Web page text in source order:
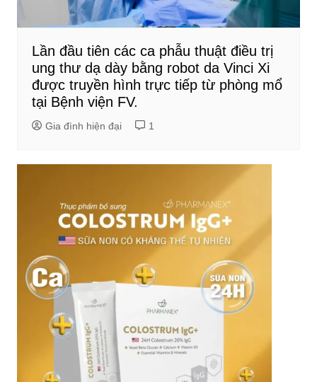
Lần đầu tiên các ca phẫu thuật điều trị
ung thư dạ dày bằng robot da Vinci Xi
được truyền hình trực tiếp từ phòng mổ
tại Bệnh viện FV.
Gia đình hiện đại 1